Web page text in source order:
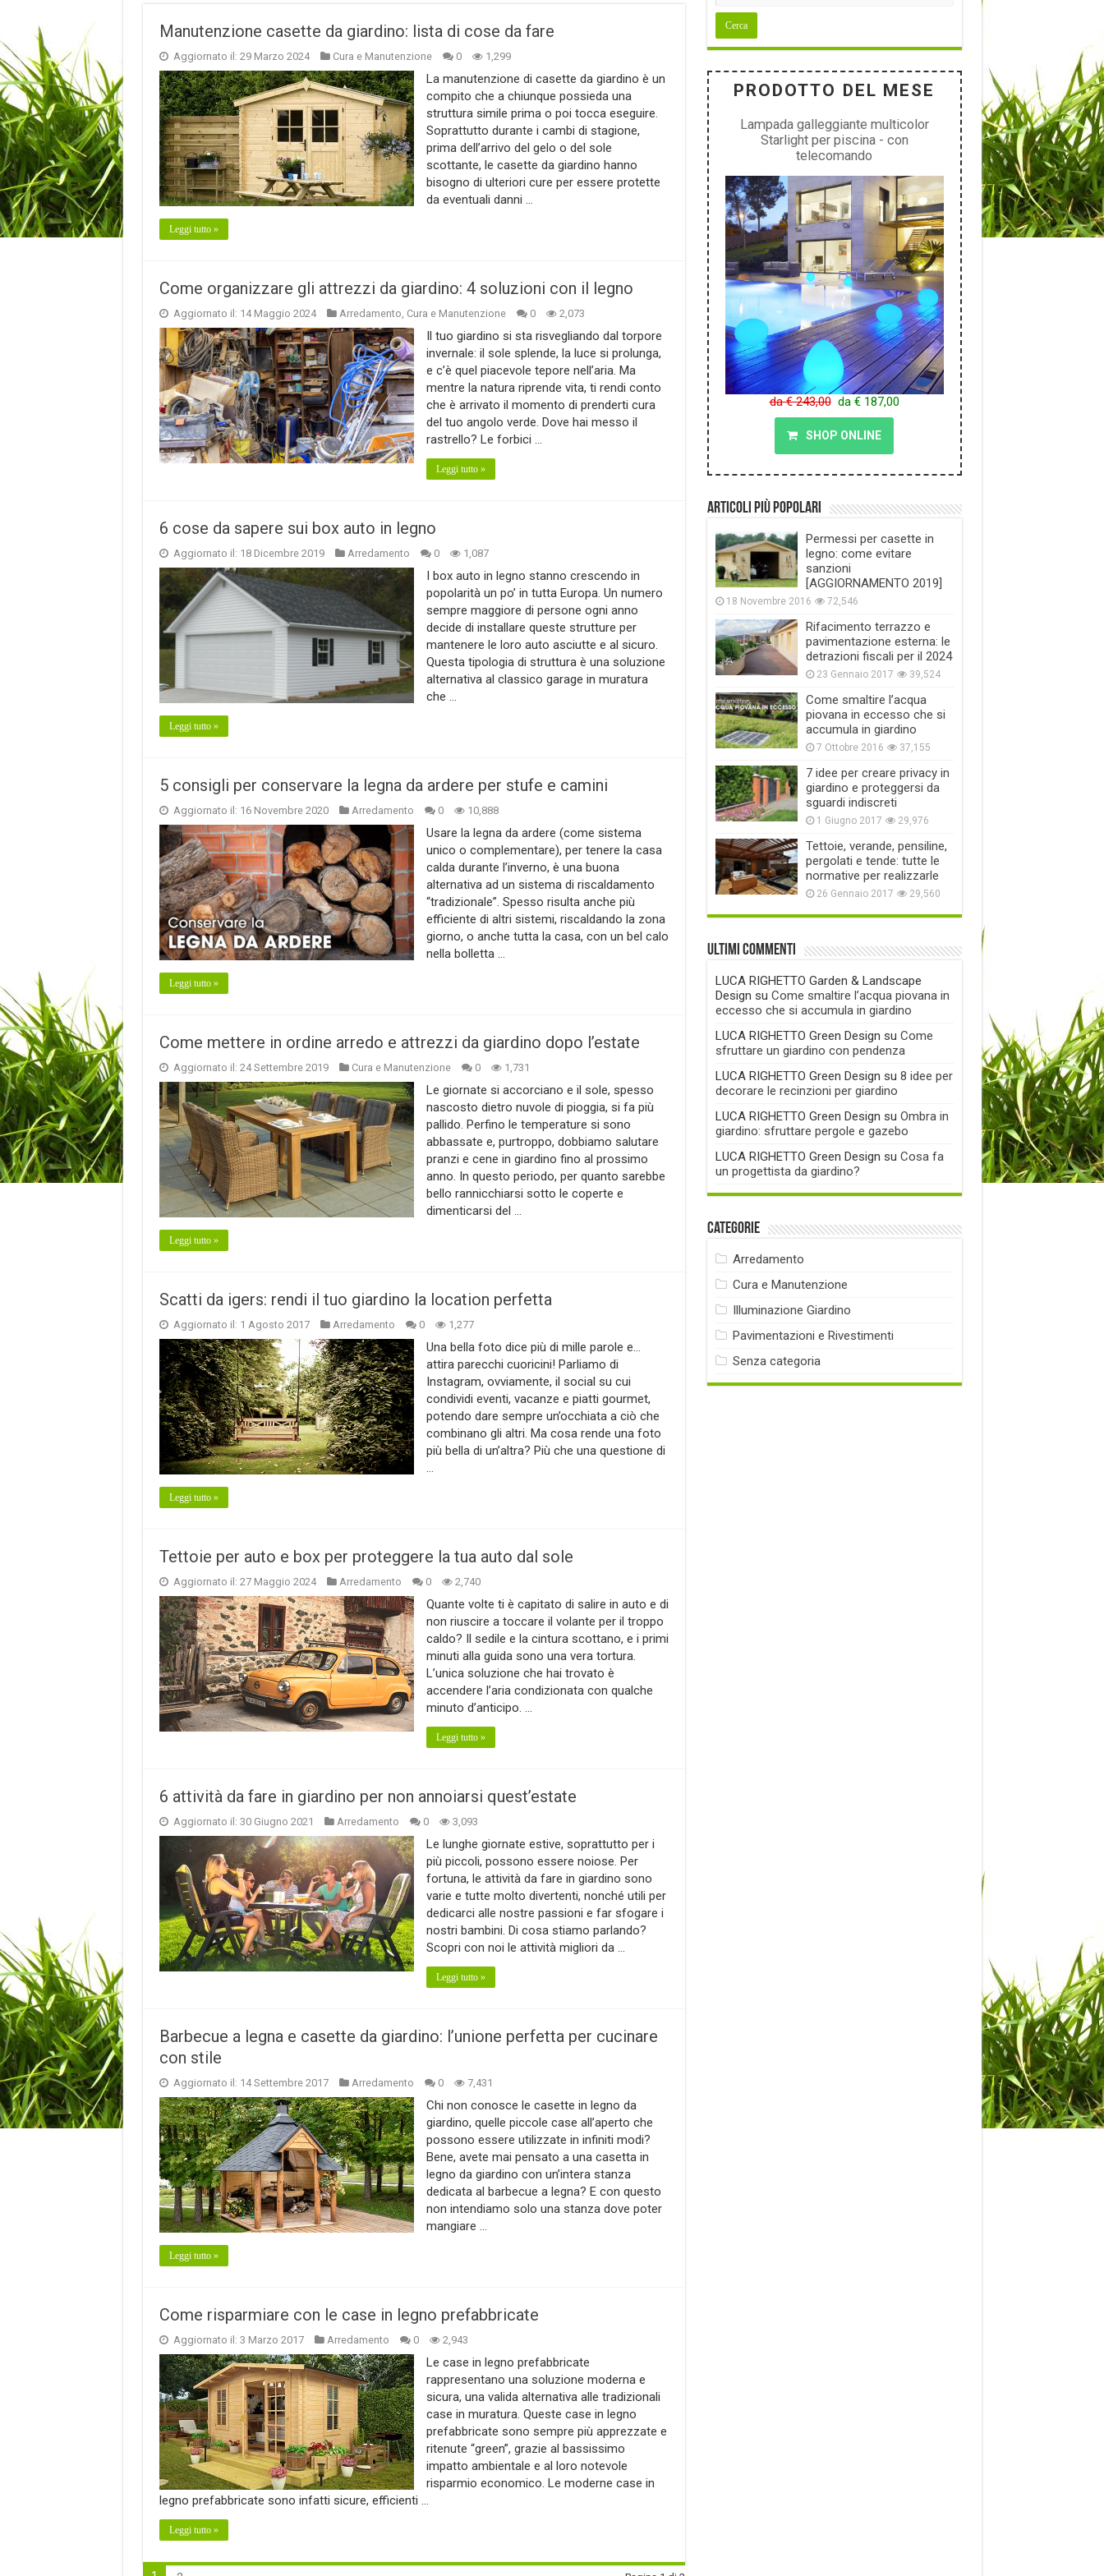
Manutenzione casette da giardino: lista di cose da fare
Aggiornato il: 29 Marzo 2024 Cura e Manutenzione 0 1,299
La manutenzione di casette da giardino è un
compito che a chiunque possieda una
struttura simile prima o poi tocca eseguire.
Soprattutto durante i cambi di stagione,
prima dell’arrivo del gelo o del sole
scottante, le casette da giardino hanno
bisogno di ulteriori cure per essere protette
da eventuali danni …
Leggi tutto »
Come organizzare gli attrezzi da giardino: 4 soluzioni con il legno
Aggiornato il: 14 Maggio 2024 Arredamento, Cura e Manutenzione 0 2,073
Il tuo giardino si sta risvegliando dal torpore
invernale: il sole splende, la luce si prolunga,
e c’è quel piacevole tepore nell’aria. Ma
mentre la natura riprende vita, ti rendi conto
che è arrivato il momento di prenderti cura
del tuo angolo verde. Dove hai messo il
rastrello? Le forbici …
Leggi tutto »
6 cose da sapere sui box auto in legno
Aggiornato il: 18 Dicembre 2019 Arredamento 0 1,087
I box auto in legno stanno crescendo in
popolarità un po’ in tutta Europa. Un numero
sempre maggiore di persone ogni anno
decide di installare queste strutture per
mantenere le loro auto asciutte e al sicuro.
Questa tipologia di struttura è una soluzione
alternativa al classico garage in muratura
che …
Leggi tutto »
5 consigli per conservare la legna da ardere per stufe e camini
Aggiornato il: 16 Novembre 2020 Arredamento 0 10,888
Usare la legna da ardere (come sistema
unico o complementare), per tenere la casa
calda durante l’inverno, è una buona
alternativa ad un sistema di riscaldamento
“tradizionale”. Spesso risulta anche più
efficiente di altri sistemi, riscaldando la zona
giorno, o anche tutta la casa, con un bel calo
nella bolletta …
Leggi tutto »
Come mettere in ordine arredo e attrezzi da giardino dopo l’estate
Aggiornato il: 24 Settembre 2019 Cura e Manutenzione 0 1,731
Le giornate si accorciano e il sole, spesso
nascosto dietro nuvole di pioggia, si fa più
pallido. Perfino le temperature si sono
abbassate e, purtroppo, dobbiamo salutare
pranzi e cene in giardino fino al prossimo
anno. In questo periodo, per quanto sarebbe
bello rannicchiarsi sotto le coperte e
dimenticarsi del …
Leggi tutto »
Scatti da igers: rendi il tuo giardino la location perfetta
Aggiornato il: 1 Agosto 2017 Arredamento 0 1,277
Una bella foto dice più di mille parole e…
attira parecchi cuoricini! Parliamo di
Instagram, ovviamente, il social su cui
condividi eventi, vacanze e piatti gourmet,
potendo dare sempre un’occhiata a ciò che
combinano gli altri. Ma cosa rende una foto
più bella di un’altra? Più che una questione di
…
Leggi tutto »
Tettoie per auto e box per proteggere la tua auto dal sole
Aggiornato il: 27 Maggio 2024 Arredamento 0 2,740
Quante volte ti è capitato di salire in auto e di
non riuscire a toccare il volante per il troppo
caldo? Il sedile e la cintura scottano, e i primi
minuti alla guida sono una vera tortura.
L’unica soluzione che hai trovato è
accendere l’aria condizionata con qualche
minuto d’anticipo. …
Leggi tutto »
6 attività da fare in giardino per non annoiarsi quest’estate
Aggiornato il: 30 Giugno 2021 Arredamento 0 3,093
Le lunghe giornate estive, soprattutto per i
più piccoli, possono essere noiose. Per
fortuna, le attività da fare in giardino sono
varie e tutte molto divertenti, nonché utili per
dedicarci alle nostre passioni e far sfogare i
nostri bambini. Di cosa stiamo parlando?
Scopri con noi le attività migliori da …
Leggi tutto »
Barbecue a legna e casette da giardino: l’unione perfetta per cucinare
con stile
Aggiornato il: 14 Settembre 2017 Arredamento 0 7,431
Chi non conosce le casette in legno da
giardino, quelle piccole case all’aperto che
possono essere utilizzate in infiniti modi?
Bene, avete mai pensato a una casetta in
legno da giardino con un’intera stanza
dedicata al barbecue a legna? E con questo
non intendiamo solo una stanza dove poter
mangiare …
Leggi tutto »
Come risparmiare con le case in legno prefabbricate
Aggiornato il: 3 Marzo 2017 Arredamento 0 2,943
Le case in legno prefabbricate
rappresentano una soluzione moderna e
sicura, una valida alternativa alle tradizionali
case in muratura. Queste case in legno
prefabbricate sono sempre più apprezzate e
ritenute “green”, grazie al bassissimo
impatto ambientale e al loro notevole
risparmio economico. Le moderne case in
legno prefabbricate sono infatti sicure, efficienti …
Leggi tutto »
PRODOTTO DEL MESE
Lampada galleggiante multicolor
Starlight per piscina - con
telecomando
da € 243,00 da € 187,00
SHOP ONLINE
Articoli più popolari
Permessi per casette in
legno: come evitare
sanzioni
[AGGIORNAMENTO 2019]
18 Novembre 2016 72,546
Rifacimento terrazzo e
pavimentazione esterna: le
detrazioni fiscali per il 2024
23 Gennaio 2017 39,524
Come smaltire l’acqua
piovana in eccesso che si
accumula in giardino
7 Ottobre 2016 37,155
7 idee per creare privacy in
giardino e proteggersi da
sguardi indiscreti
1 Giugno 2017 29,976
Tettoie, verande, pensiline,
pergolati e tende: tutte le
normative per realizzarle
26 Gennaio 2017 29,560
Ultimi commenti
LUCA RIGHETTO Garden & Landscape
Design su Come smaltire l’acqua piovana in
eccesso che si accumula in giardino
LUCA RIGHETTO Green Design su Come
sfruttare un giardino con pendenza
LUCA RIGHETTO Green Design su 8 idee per
decorare le recinzioni per giardino
LUCA RIGHETTO Green Design su Ombra in
giardino: sfruttare pergole e gazebo
LUCA RIGHETTO Green Design su Cosa fa
un progettista da giardino?
Categorie
Arredamento
Cura e Manutenzione
Illuminazione Giardino
Pavimentazioni e Rivestimenti
Senza categoria